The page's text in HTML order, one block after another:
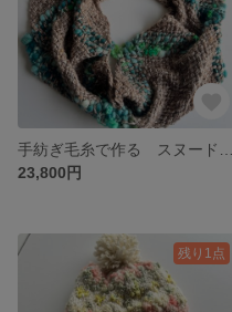
23,800円
残り1点